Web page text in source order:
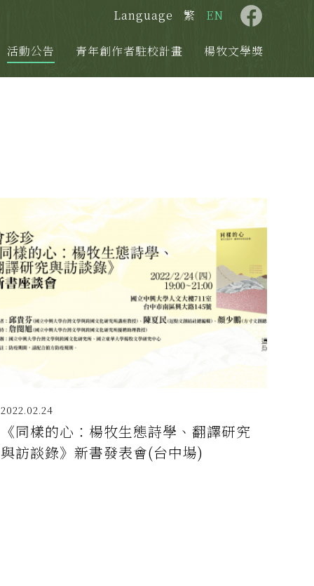
Language 繁 EN
活動公告 青年創作者駐校計畫 楊牧文學獎
2022.02.24
《同樣的心：楊牧生態詩學、翻譯研究
與訪談錄》新書發表會(台中場)